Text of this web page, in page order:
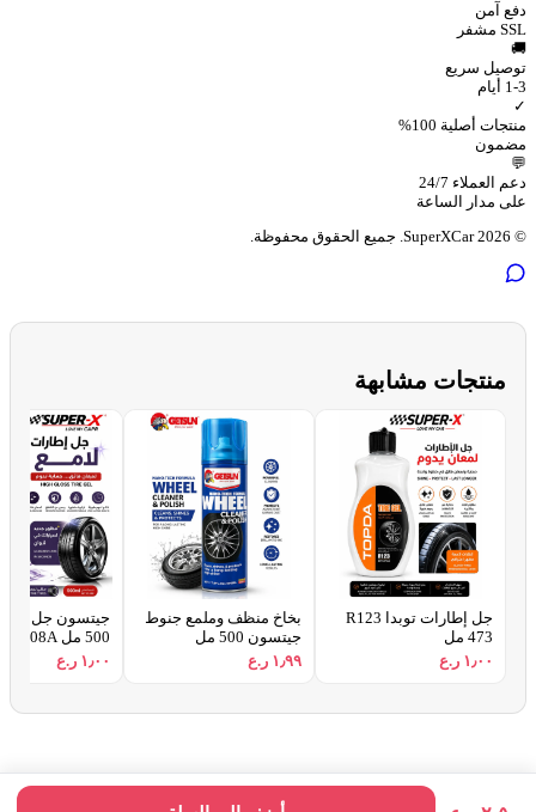
دفع آمن
SSL مشفر
🚚
توصيل سريع
1-3 أيام
✓
منتجات أصلية 100%
مضمون
💬
دعم العملاء 24/7
على مدار الساعة
©
2026
SuperXCar. جميع الحقوق محفوظة.
منتجات مشابهة
جل إطارات توبدا R123
473 مل
١٫٠٠ ر.ع
بخاخ منظف وملمع جنوط
جيتسون 500 مل
١٫٩٩ ر.ع
جيتسون جل
500 مل GT-7108A
١٫٠٠ ر.ع